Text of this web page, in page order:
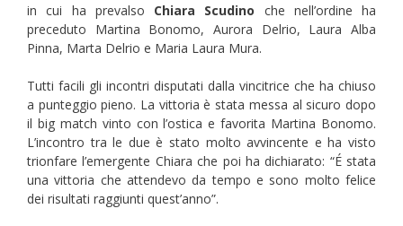
in cui ha prevalso Chiara Scudino che nell’ordine ha
preceduto Martina Bonomo, Aurora Delrio, Laura Alba
Pinna, Marta Delrio e Maria Laura Mura.
Tutti facili gli incontri disputati dalla vincitrice che ha chiuso
a punteggio pieno. La vittoria è stata messa al sicuro dopo
il big match vinto con l’ostica e favorita Martina Bonomo.
L’incontro tra le due è stato molto avvincente e ha visto
trionfare l’emergente Chiara che poi ha dichiarato: “É stata
una vittoria che attendevo da tempo e sono molto felice
dei risultati raggiunti quest’anno”.